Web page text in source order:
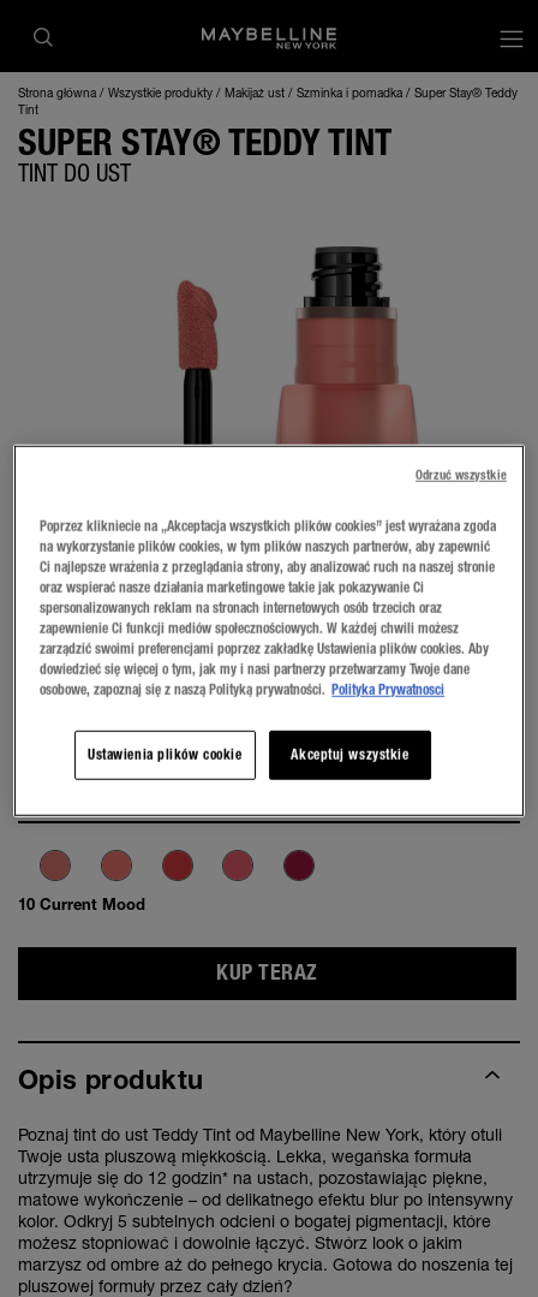
Strona główna Wszystkie produkty Makijaż ust Szminka i pomadka
Super Stay® Teddy
Tint
SUPER STAY® TEDDY TINT
TINT DO UST
10 Current Mood
PRZYMIERZ NA SOBIE
KUP TERAZ
Opis produktu
Poznaj tint do ust Teddy Tint od Maybelline New York, który otuli
Twoje usta pluszową miękkością. Lekka, wegańska formuła
utrzymuje się do 12 godzin* na ustach, pozostawiając piękne,
matowe wykończenie – od delikatnego efektu blur po intensywny
kolor. Odkryj 5 subtelnych odcieni o bogatej pigmentacji, które
możesz stopniować i dowolnie łączyć. Stwórz look o jakim
marzysz od ombre aż do pełnego krycia. Gotowa do noszenia tej
pluszowej formuły przez cały dzień?
Poprzez klikniecie na „Akceptacja wszystkich plików cookies” jest wyrażana zgoda
na wykorzystanie plików cookies, w tym plików naszych partnerów, aby zapewnić
Ci najlepsze wrażenia z przeglądania strony, aby analizować ruch na naszej stronie
oraz wspierać nasze działania marketingowe takie jak pokazywanie Ci
spersonalizowanych reklam na stronach internetowych osób trzecich oraz
zapewnienie Ci funkcji mediów społecznościowych. W każdej chwili możesz
zarządzić swoimi preferencjami poprzez zakładkę Ustawienia plików cookies. Aby
dowiedzieć się więcej o tym, jak my i nasi partnerzy przetwarzamy Twoje dane
osobowe, zapoznaj się z naszą Polityką prywatności. Polityka Prywatnosci
Ustawienia plików cookie Akceptuj wszystkie
Odrzuć wszystkie